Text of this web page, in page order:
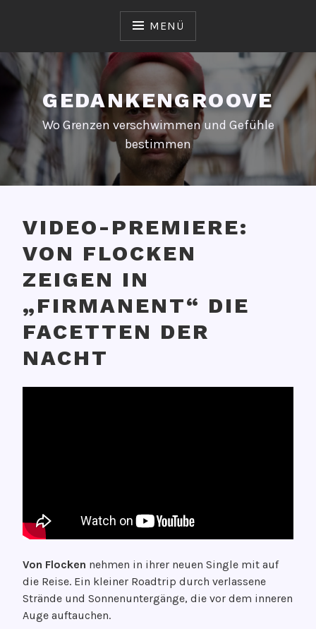
MENÜ
GEDANKENGROOVE
Wo Grenzen verschwimmen und Gefühle
bestimmen
VIDEO-PREMIERE:
VON FLOCKEN
ZEIGEN IN
„FIRMANENT“ DIE
FACETTEN DER
NACHT
V
t
l
c
h
t
a
V
k
e
g
r
o
o
Von Flocken nehmen in ihrer neuen Single mit auf
die Reise. Ein kleiner Roadtrip durch verlassene
Strände und Sonnenuntergänge, die vor dem inneren
Auge auftauchen.